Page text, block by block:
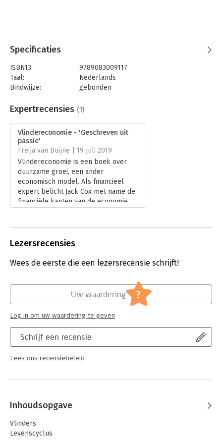
Specificaties
ISBN13:
9789083009117
Taal:
Nederlands
Bindwijze:
gebonden
Uitgever:
Econsenso
Verschijningsdatum:
Hoofdrubriek: Economie
Expertrecensies (1)
Vlindereconomie - 'Geschreven uit
passie'
Freija van Duijne | 19 juli 2019
Vlindereconomie is een boek over
duurzame groei, een ander
economisch model. Als financieel
expert belicht Jack Cox met name de
financiële kanten van de economie,
Lezersrecensies
Wees de eerste die een lezersrecensie schrijft!
Schrijf een recensie
Lees ons recensiebeleid
Uw waardering ?
Log in om uw waardering te geven
Inhoudsopgave
Vlinders
Levenscyclus